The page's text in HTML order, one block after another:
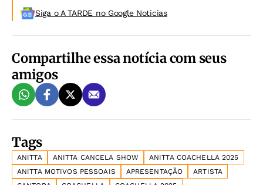
Siga o A TARDE no Google Noticias
Compartilhe essa notícia com seus
amigos
Tags
ANITTA ANITTA CANCELA SHOW
ANITTA COACHELLA 2025
ANITTA MOTIVOS PESSOAIS
APRESENTAÇÃO
ARTISTA